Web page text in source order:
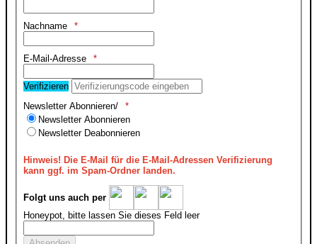
Nachname
E-Mail-Adresse
Verifizieren
Newsletter Abonnieren/
Newsletter Abonnieren
Newsletter Deabonnieren
Hinweis! Die E-Mail für die E-Mail-Adressen Verifizierung
kann ggf. im Spam-Ordner landen.
Folgt uns auch per
Honeypot, bitte lassen Sie dieses Feld leer